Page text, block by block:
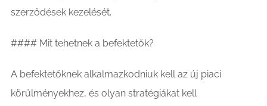
szerződések kezelését.
#### Mit tehetnek a befektetők?
A befektetőknek alkalmazkodniuk kell az új piaci
körülményekhez, és olyan stratégiákat kell